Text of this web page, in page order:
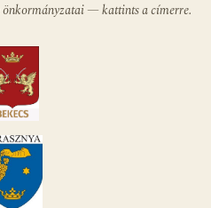
— kattints a címerre.